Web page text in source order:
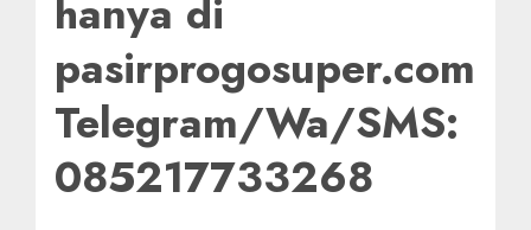
hanya di
pasirprogosuper.com
Telegram/Wa/SMS:
085217733268